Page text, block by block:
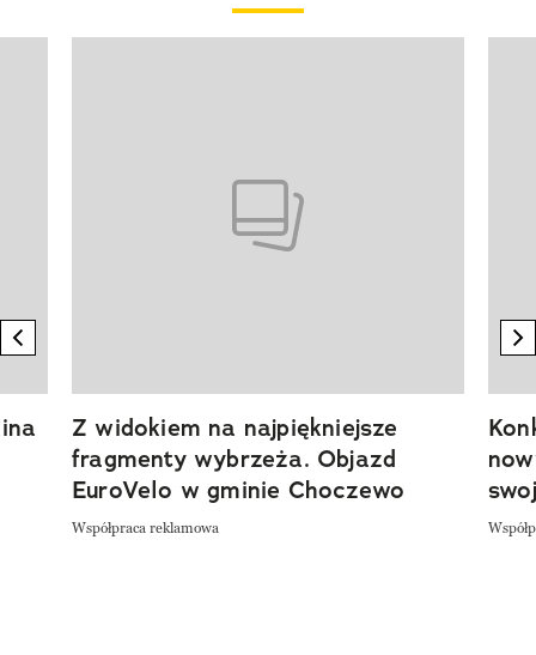
previous element
Z widokiem na najpiękniejsze
fragmenty wybrzeża. Objazd
EuroVelo w gminie Choczewo
Współpraca reklamowa